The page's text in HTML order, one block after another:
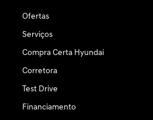
Ofertas
Serviços
Compra Certa Hyundai
Corretora
Test Drive
Financiamento